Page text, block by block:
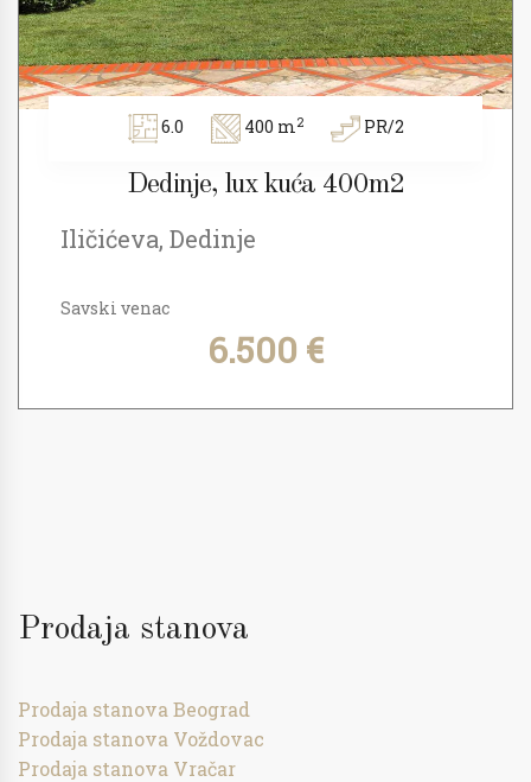
6.0 400 m2 PR/2
Dedinje, lux kuća 400m2
Iličićeva, Dedinje
Savski venac
6.500 €
Prodaja stanova
Prodaja stanova Beograd
Prodaja stanova Voždovac
Prodaja stanova Vračar